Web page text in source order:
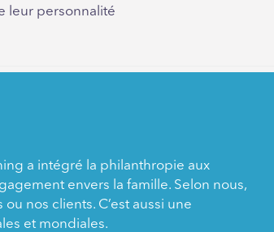
leur personnalité
a intégré la philanthropie aux
envers la famille. Selon nous,
nos clients. C’est aussi une
et mondiales.